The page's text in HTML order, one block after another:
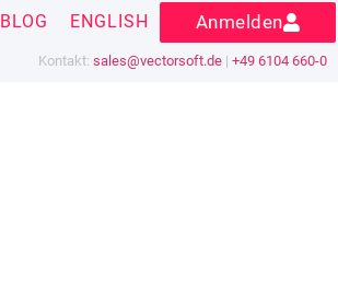
Kontakt: sales@vectorsoft.de | +49 6104 660-0
BLOG ENGLISH Anmelden